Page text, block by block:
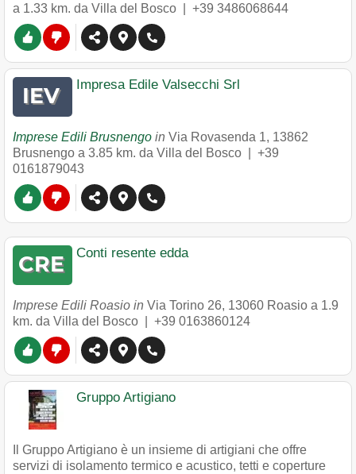
a 1.33 km. da Villa del Bosco | +39 3486068644
Impresa Edile Valsecchi Srl
Imprese Edili Brusnengo in Via Rovasenda 1, 13862
Brusnengo a 3.85 km. da Villa del Bosco | +39
0161879043
Conti resente edda
Imprese Edili Roasio in Via Torino 26, 13060 Roasio a 1.9
km. da Villa del Bosco | +39 0163860124
Gruppo Artigiano
Il Gruppo Artigiano è un insieme di artigiani che offre
servizi di isolamento termico e acustico, tetti e coperture